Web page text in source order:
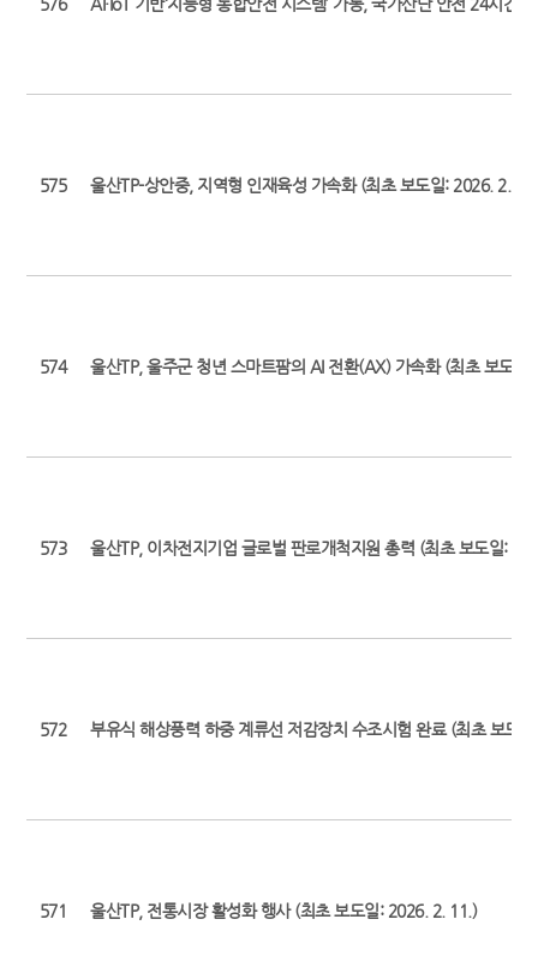
575 울산TP-상안중, 지역형 인재육성 가속화 (최초 보도일: 2026. 2.
574 울산TP, 울주군 청년 스마트팜의 AI 전환(AX) 가속화 (최초 보도일
573 울산TP, 이차전지기업 글로벌 판로개척지원 총력 (최초 보도일:
572 부유식 해상풍력 하중 계류선 저감장치 수조시험 완료 (최초 보도
571 울산TP, 전통시장 활성화 행사 (최초 보도일: 2026. 2. 11.)